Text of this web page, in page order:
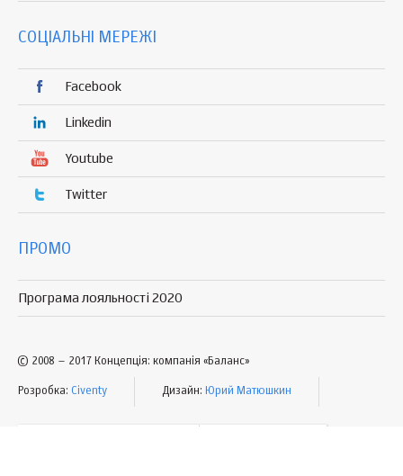
СОЦІАЛЬНІ МЕРЕЖІ
Facebook
Linkedin
Youtube
Twitter
ПРОМО
Програма лояльності 2020
© 2008 – 2017 Концепція: компанія «Баланс»
Розробка: Civenty Дизайн: Юрий Матюшкин